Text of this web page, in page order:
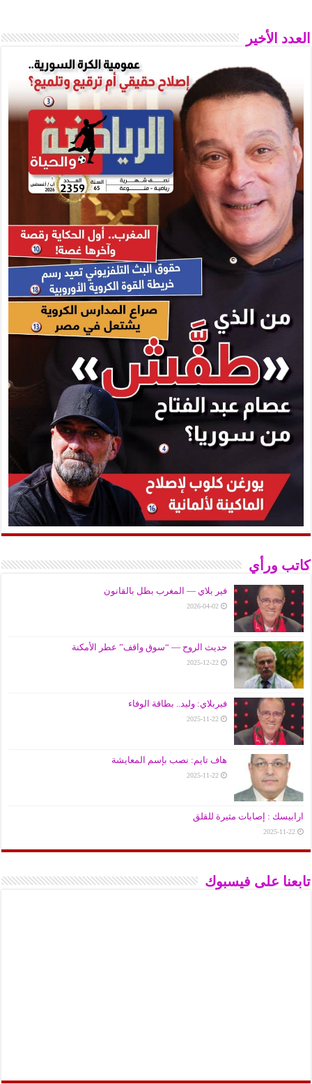
العدد الأخير
كاتب ورأي
فير بلاي — المغرب بطل بالقانون
2026-04-02
حديث الروح — “سوق واقف” عطر الأمكنة
2025-12-22
فيربلاي: وليد.. بطاقة الوفاء
2025-11-22
هاف تايم: نصب بإسم المعايشة
2025-11-22
ارابيسك : إصابات مثيرة للقلق
2025-11-22
تابعنا على فيسبوك